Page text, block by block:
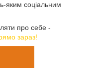
яким соціальним
про себе -
зараз!